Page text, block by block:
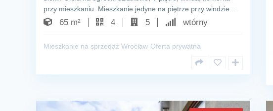
przy mieszkaniu. Mieszkanie jedyne na piętrze przy windzie.…
65 m² 4 5 wtórny
Mieszkanie na sprzedaż Wrocław Oferta prywatna